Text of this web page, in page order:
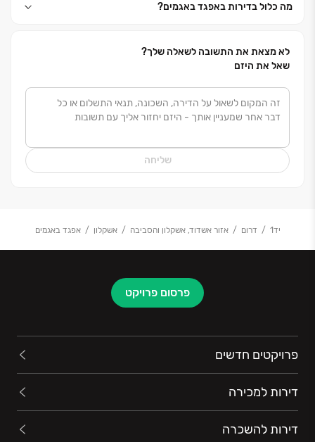
אנרגטית, עיצוב ייחודי ותכנון שיגרום גם לכם להרגיש בבית.
מה כלול בדירות באפגד באגמים?
לא מצאת את התשובה לשאלה שלך?
שאל את היזם
שליחה
יד1 דרום אזור אשדוד, אשקלון והסביבה אשקלון אפגד באגמים
פרסום פרויקט
פרויקטים חדשים
דירות למכירה
דירות להשכרה